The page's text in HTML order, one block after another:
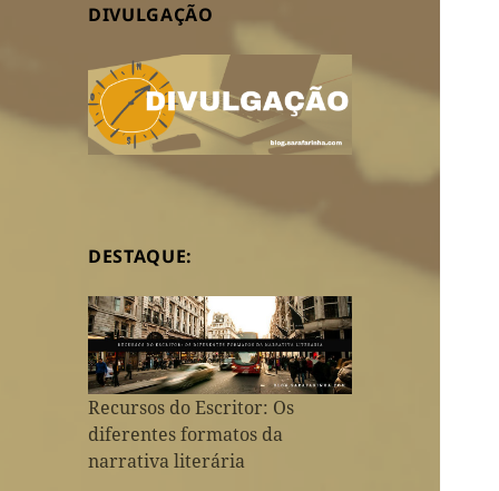
DIVULGAÇÃO
DESTAQUE:
Recursos do Escritor: Os
diferentes formatos da
narrativa literária